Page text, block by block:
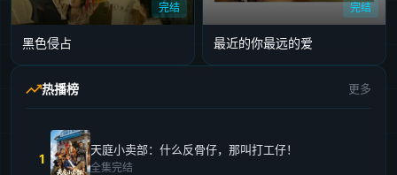
完结
黑色侵占
完结
最近的你最远的爱
热播榜 更多
1
天庭小卖部：什么反骨仔，那叫打工仔！
全集完结